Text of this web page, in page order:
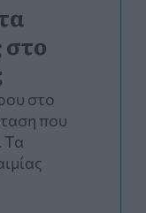
στο
στο
που
Τα